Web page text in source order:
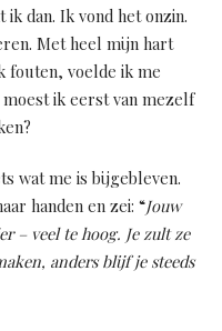
ik dan. Ik vond het onzin.
Met heel mijn hart
fouten, voelde ik me
ik eerst van mezelf
wat me is bijgebleven.
handen en zei: “Jouw
– veel te hoog. Je zult ze
anders blijf je steeds